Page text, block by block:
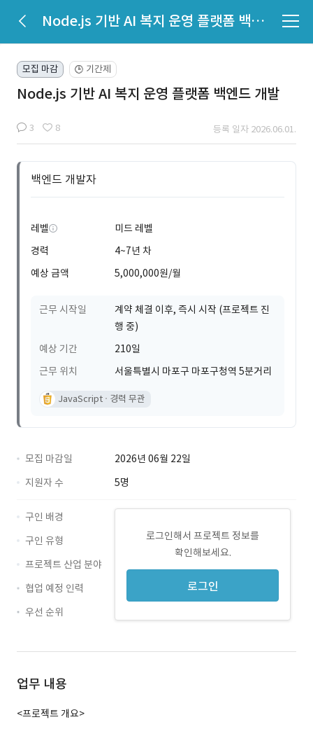
Node.js 기반 AI 복지 운영 플랫폼 백엔드 개발
모집 마감 🕒 기간제
Node.js 기반 AI 복지 운영 플랫폼 백엔드 개발
3 8 등록 일자 2026.06.01.
백엔드 개발자
레벨
미드 레벨
경력
4~7년 차
예상 금액
5,000,000원/월
근무 시작일
계약 체결 이후, 즉시 시작 (프로젝트 진
행 중)
예상 기간
210일
근무 위치
서울특별시 마포구 마포구청역 5분거리
JavaScript 경력 무관
모집 마감일
2026년 06월 22일
지원자 수
5명
로그인해서 프로젝트 정보를
확인해보세요.
로그인
구인 배경
구인 유형
프로젝트 산업 분야
협업 예정 인력
우선 순위
업무 내용
<프로젝트 개요>